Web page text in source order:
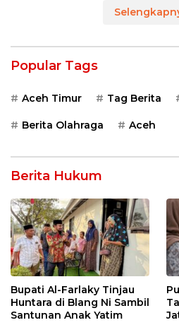
Popular Tags
Aceh Timur Tag Berita
Berita Olahraga Aceh
Berita Hukum
Bupati Al-Farlaky Tinjau
Huntara di Blang Ni Sambil
Santunan Anak Yatim